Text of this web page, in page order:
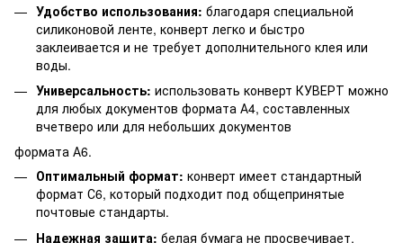
Удобство использования: благодаря специальной
силиконовой ленте, конверт легко и быстро
заклеивается и не требует дополнительного клея или
воды.
Универсальность: использовать конверт КУВЕРТ можно
для любых документов формата А4, составленных
вчетверо или для небольших документов
формата А6.
Оптимальный формат: конверт имеет стандартный
формат С6, который подходит под общепринятые
почтовые стандарты.
Надежная защита: белая бумага не просвечивает,